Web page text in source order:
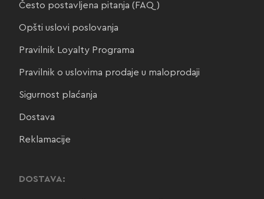
Često postavljena pitanja (FAQ)
Opšti uslovi poslovanja
Pravilnik Loyalty Programa
Pravilnik o uslovima prodaje u maloprodaji
Sigurnost plaćanja
Dostava
Reklamacije
DOSTAVA: